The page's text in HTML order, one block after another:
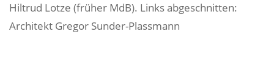
Hiltrud Lotze (früher MdB). Links abgeschnitten:
Architekt Gregor Sunder-Plassmann